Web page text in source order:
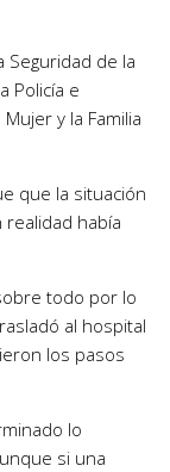
de la
Policía e
y la Familia
que la situación
había
todo por lo
al hospital
los pasos
lo
si una